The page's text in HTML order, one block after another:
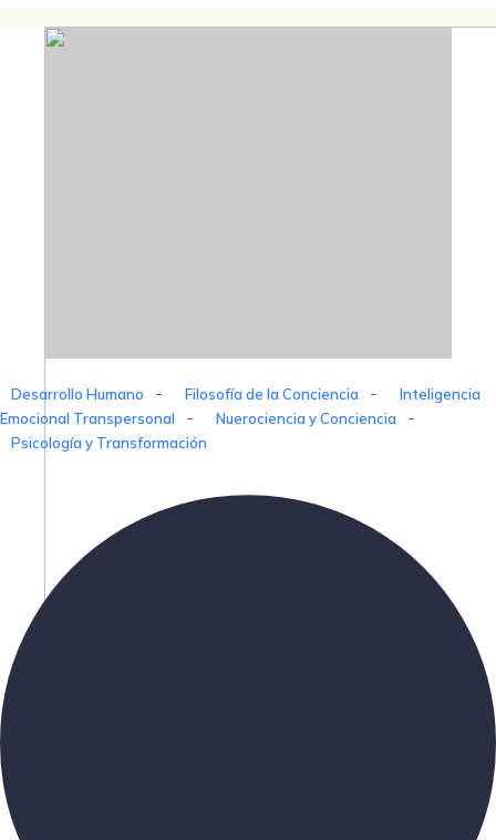
Desarrollo Humano - Filosofía de la Conciencia -
Inteligencia
Emocional Transpersonal
- Nuerociencia y Conciencia -
Psicología y Transformación